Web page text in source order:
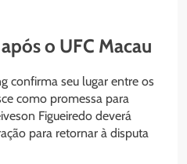
o UFC Macau
confirma seu lugar entre os
como promessa para
Figueiredo deverá
para retornar à disputa